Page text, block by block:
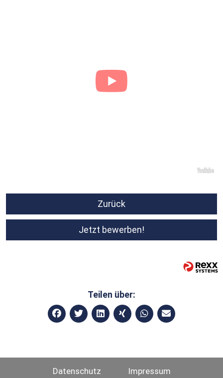
Zurück
Jetzt bewerben!
Teilen über:
Datenschutz Impressum